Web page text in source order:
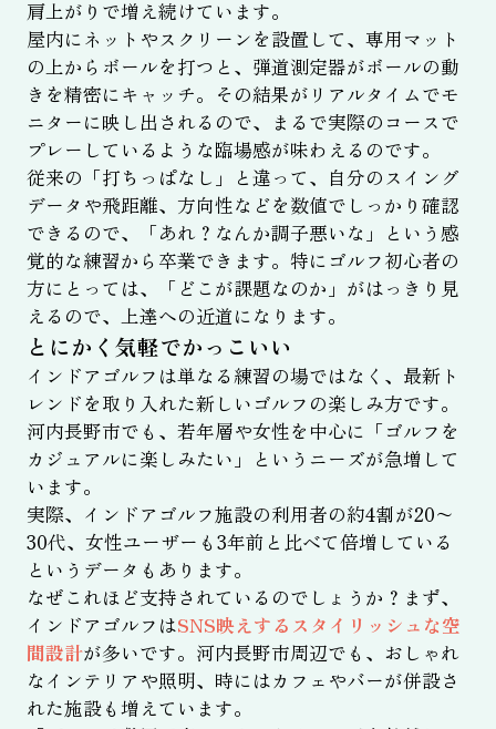
肩上がりで増え続けています。
屋内にネットやスクリーンを設置して、専用マット
の上からボールを打つと、弾道測定器がボールの動
きを精密にキャッチ。その結果がリアルタイムでモ
ニターに映し出されるので、まるで実際のコースで
プレーしているような臨場感が味わえるのです。
従来の「打ちっぱなし」と違って、自分のスイング
データや飛距離、方向性などを数値でしっかり確認
できるので、「あれ？なんか調子悪いな」という感
覚的な練習から卒業できます。特にゴルフ初心者の
方にとっては、「どこが課題なのか」がはっきり見
えるので、上達への近道になります。
とにかく気軽でかっこいい
インドアゴルフは単なる練習の場ではなく、最新ト
レンドを取り入れた新しいゴルフの楽しみ方です。
河内長野市でも、若年層や女性を中心に「ゴルフを
カジュアルに楽しみたい」というニーズが急増して
います。
実際、インドアゴルフ施設の利用者の約4割が20〜
30代、女性ユーザーも3年前と比べて倍増している
というデータもあります。
なぜこれほど支持されているのでしょうか？まず、
インドアゴルフはSNS映えするスタイリッシュな空
間設計が多いです。河内長野市周辺でも、おしゃれ
なインテリアや照明、時にはカフェやバーが併設さ
れた施設も増えています。